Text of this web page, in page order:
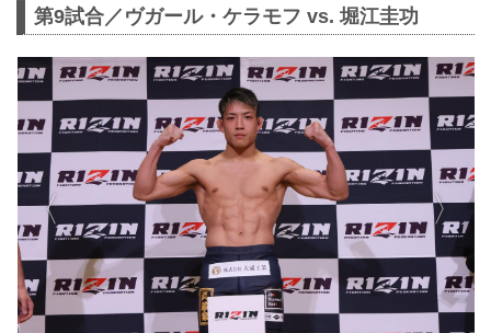
第9試合／ヴガール・ケラモフ vs. 堀江圭功